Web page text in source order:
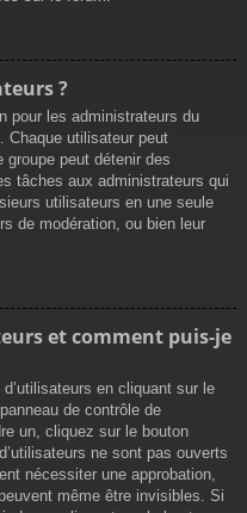
?
pour les administrateurs du
Chaque utilisateur peut
groupe peut détenir des
tâches aux administrateurs qui
utilisateurs en une seule
de modération, ou bien leur
et comment puis-je
en cliquant sur le
de contrôle de
un, cliquez sur le bouton
ne sont pas ouverts
nécessiter une approbation,
même être invisibles. Si